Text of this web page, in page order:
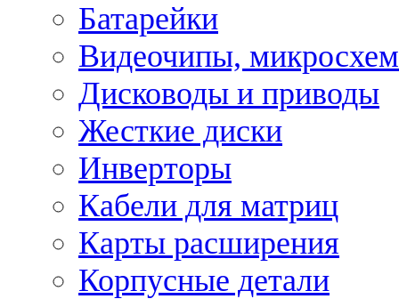
Батарейки
Видеочипы,
Дисководы и приводы
Жесткие диски
Инверторы
Кабели для матриц
Карты расширения
Корпусные детали